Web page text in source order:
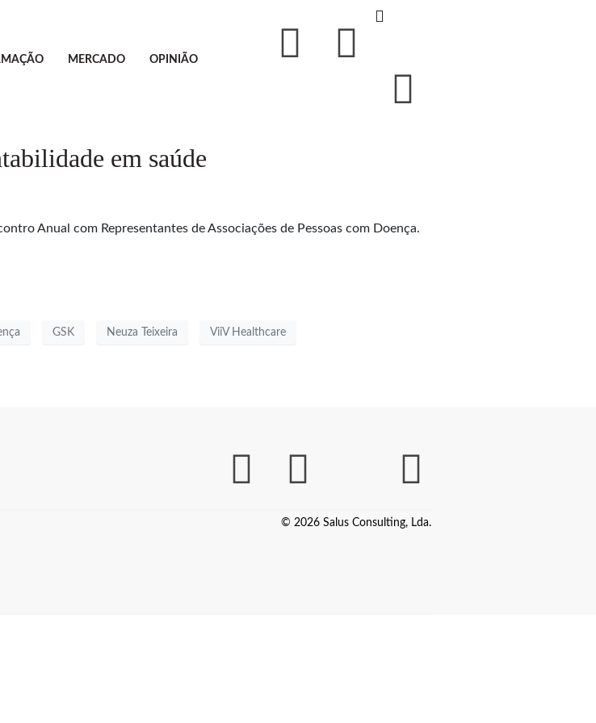
MERCADO OPINIÃO
em saúde
Anual com Representantes de Associações de Pessoas com Doença.
GSK Neuza Teixeira ViiV Healthcare
© 2026 Salus Consulting, Lda.